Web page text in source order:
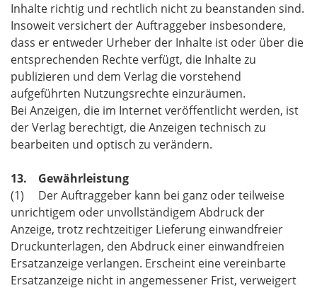
Inhalte richtig und rechtlich nicht zu beanstanden sind.
Insoweit versichert der Auftraggeber insbesondere,
dass er entweder Urheber der Inhalte ist oder über die
entsprechenden Rechte verfügt, die Inhalte zu
publizieren und dem Verlag die vorstehend
aufgeführten Nutzungsrechte einzuräumen.
Bei Anzeigen, die im Internet veröffentlicht werden, ist
der Verlag berechtigt, die Anzeigen technisch zu
bearbeiten und optisch zu verändern.
13. Gewährleistung
(1) Der Auftraggeber kann bei ganz oder teilweise
unrichtigem oder unvollständigem Abdruck der
Anzeige, trotz rechtzeitiger Lieferung einwandfreier
Druckunterlagen, den Abdruck einer einwandfreien
Ersatzanzeige verlangen. Erscheint eine vereinbarte
Ersatzanzeige nicht in angemessener Frist, verweigert